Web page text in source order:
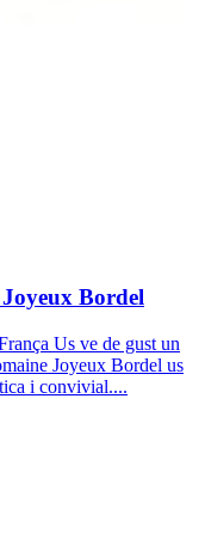
Bordel
Us ve de gust un
Joyeux Bordel us
i convivial....